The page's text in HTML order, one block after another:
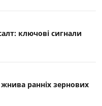
ключові cигнали
ранніх зернових